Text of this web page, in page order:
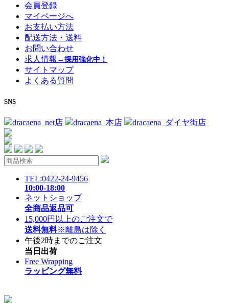
会員登録
マイページへ
お支払い方法
配送方法・送料
お問い合わせ
求人情報 →採用強化中！
サイトマップ
よくある質問
SNS
dracaena_net店 dracaena_本店 dracaena_ダイヤ街店
TEL:0422-24-9456
10:00-18:00
ネットショップ
全商品返品可
15,000円以上のご注文で
送料無料※離島は除く
午後2時までのご注文
当日出荷
Free Wrapping
ラッピング無料